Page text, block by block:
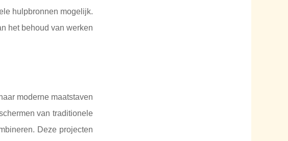
hulpbronnen mogelijk.
het behoud van werken
moderne maatstaven
van traditionele
Deze projecten